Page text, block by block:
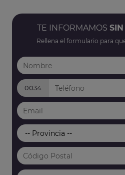
TE INFORMAMOS
Rellena el formulario para
0034